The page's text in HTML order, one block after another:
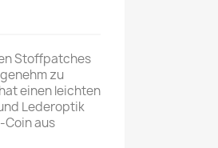
Stoffpatches
zu
einen leichten
Lederoptik
Coin aus